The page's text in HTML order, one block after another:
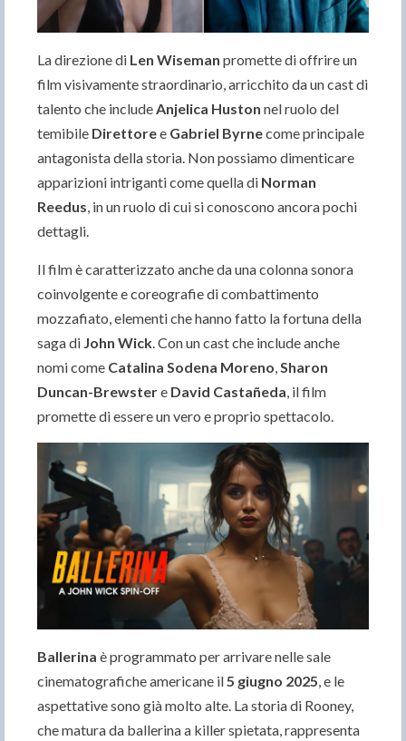
La direzione di Len Wiseman promette di offrire un
film visivamente straordinario, arricchito da un cast di
talento che includeAnjelica Huston nel ruolo del
temibile Direttoree Gabriel Byrnecome principale
antagonista della storia. Non possiamo dimenticare
apparizioni intriganti come quella di Norman
Reedus, in un ruolo di cui si conoscono ancora pochi
dettagli.
Il film è caratterizzato anche da una colonna sonora
coinvolgente e coreografie di combattimento
mozzafiato, elementi che hanno fatto la fortuna della
saga di John Wick. Con un cast che include anche
nomi come Catalina Sodena Moreno,Sharon
Duncan-Brewstere David Castañeda, il film
promette di essere un vero e proprio spettacolo.
Ballerina è programmato per arrivare nelle sale
cinematografiche americane il 5 giugno 2025 , e le
aspettative sono già molto alte. La storia di Rooney,
che matura da ballerina a killer spietata, rappresenta